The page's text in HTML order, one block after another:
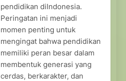
pendidikan diIndonesia.
Peringatan ini menjadi
momen penting untuk
mengingat bahwa pendidikan
memiliki peran besar dalam
membentuk generasi yang
cerdas, berkarakter, dan